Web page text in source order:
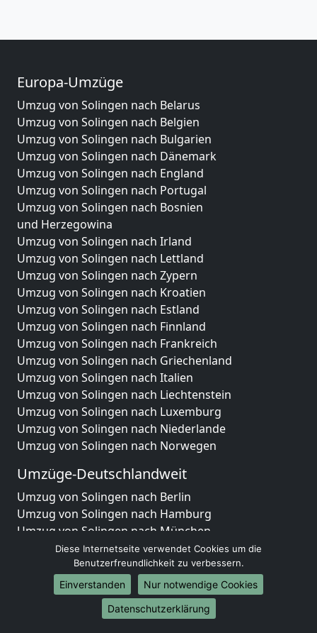
Europa-Umzüge
Umzug von Solingen nach Belarus
Umzug von Solingen nach Belgien
Umzug von Solingen nach Bulgarien
Umzug von Solingen nach Dänemark
Umzug von Solingen nach England
Umzug von Solingen nach Portugal
Umzug von Solingen nach Bosnien
und Herzegowina
Umzug von Solingen nach Irland
Umzug von Solingen nach Lettland
Umzug von Solingen nach Zypern
Umzug von Solingen nach Kroatien
Umzug von Solingen nach Estland
Umzug von Solingen nach Finnland
Umzug von Solingen nach Frankreich
Umzug von Solingen nach Griechenland
Umzug von Solingen nach Italien
Umzug von Solingen nach Liechtenstein
Umzug von Solingen nach Luxemburg
Umzug von Solingen nach Niederlande
Umzug von Solingen nach Norwegen
Umzüge-Deutschlandweit
Umzug von Solingen nach Berlin
Umzug von Solingen nach Hamburg
Umzug von Solingen nach München
Umzug von Solingen nach Köln
Umzug von Solingen nach Frankfurt am Main
Umzug von Solingen nach Stuttgart
Umzug von Solingen nach Düsseldorf
Umzug von Solingen nach Leipzig
Diese Internetseite verwendet Cookies um die
Benutzerfreundlichkeit zu verbessern.
Einverstanden
Nur notwendige Cookies
Datenschutzerklärung